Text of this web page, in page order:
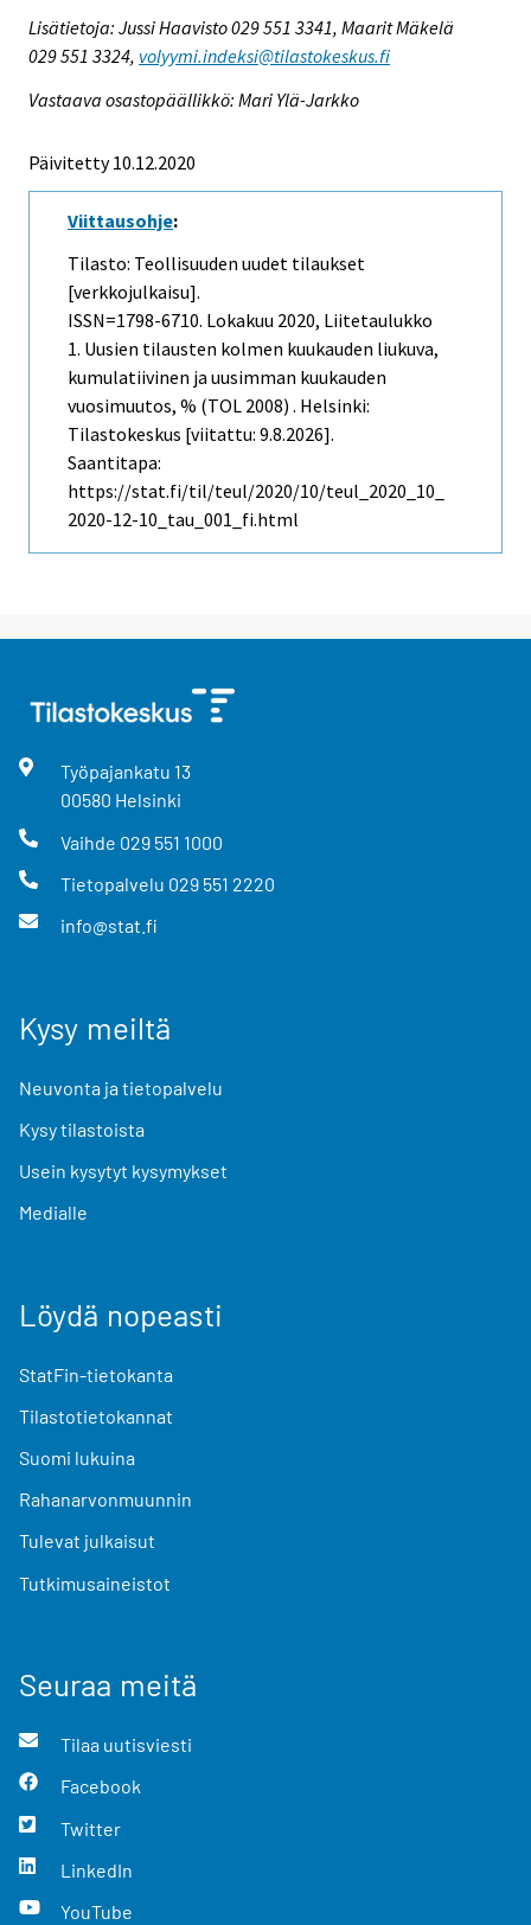
Lisätietoja: Jussi Haavisto 029 551 3341, Maarit Mäkelä
029 551 3324, volyymi.indeksi@tilastokeskus.fi
Vastaava osastopäällikkö: Mari Ylä-Jarkko
Päivitetty 10.12.2020
Viittausohje:
Tilasto: Teollisuuden uudet tilaukset
[verkkojulkaisu].
ISSN=1798-6710. Lokakuu 2020, Liitetaulukko
1. Uusien tilausten kolmen kuukauden liukuva,
kumulatiivinen ja uusimman kuukauden
vuosimuutos, % (TOL 2008) . Helsinki:
Tilastokeskus [viitattu: 9.8.2026].
Saantitapa:
https://stat.fi/til/teul/2020/10/teul_2020_10_
2020-12-10_tau_001_fi.html
Työpajankatu 13
00580 Helsinki
Vaihde 029 551 1000
Tietopalvelu 029 551 2220
info@stat.fi
Kysy meiltä
Neuvonta ja tietopalvelu
Kysy tilastoista
Usein kysytyt kysymykset
Medialle
Löydä nopeasti
StatFin-tietokanta
Tilastotietokannat
Suomi lukuina
Rahanarvonmuunnin
Tulevat julkaisut
Tutkimusaineistot
Seuraa meitä
Tilaa uutisviesti
Facebook
Twitter
LinkedIn
YouTube